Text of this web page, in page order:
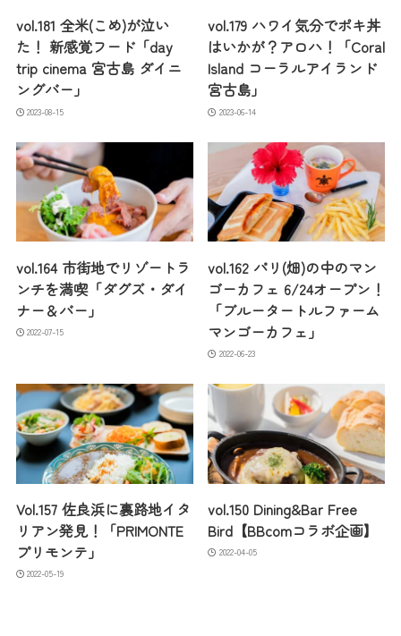
vol.181 全米(こめ)が泣い
た！ 新感覚フード「day
trip cinema 宮古島 ダイニ
ングバー」
2023-08-15
vol.179 ハワイ気分でポキ丼
はいかが？アロハ！「Coral
Island コーラルアイランド
宮古島」
2023-06-14
vol.164 市街地でリゾートラ
ンチを満喫「ダグズ・ダイ
ナー＆バー」
2022-07-15
vol.162 パリ(畑)の中のマン
ゴーカフェ 6/24オープン！
「ブルータートルファーム
マンゴーカフェ」
2022-06-23
Vol.157 佐良浜に裏路地イタ
リアン発見！「PRIMONTE
プリモンテ」
2022-05-19
vol.150 Dining&Bar Free
Bird【BBcomコラボ企画】
2022-04-05